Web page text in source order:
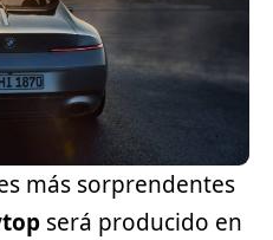
más sorprendentes
será producido en